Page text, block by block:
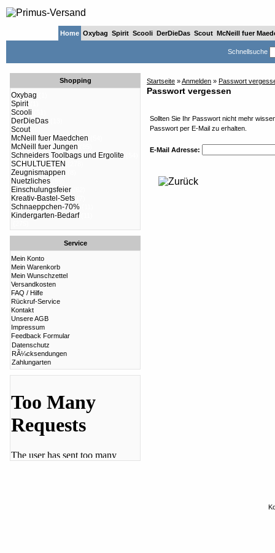
Home Oxybag Spirit Scooli DerDieDas Scout McNeill fuer
Schnellsuche
Shopping
Oxybag
Spirit(1)
Scooli
DerDieDas
Scout(6)
McNeill fuer Maedchen
McNeill fuer Jungen
Schneiders Toolbags und Ergolite
SCHULTUETEN
Zeugnismappen
Nuetzliches
Einschulungsfeier
Kreativ-Bastel-Sets
Schnaeppchen-70%
Kindergarten-Bedarf(11)
Service
Mein Konto
Mein Warenkorb
Mein Wunschzettel
Versandkosten
FAQ / Hilfe
Rückruf-Service
Kontakt
Unsere AGB
Impressum
Feedback Formular
Datenschutz
RÃ¼cksendungen
Zahlungarten
Startseite »Anmelden » Passwort
Passwort vergessen
Sollten Sie Ihr Passwort nicht mehr
Passwort per E-Mail zu erhalten.
E-Mail Adresse: